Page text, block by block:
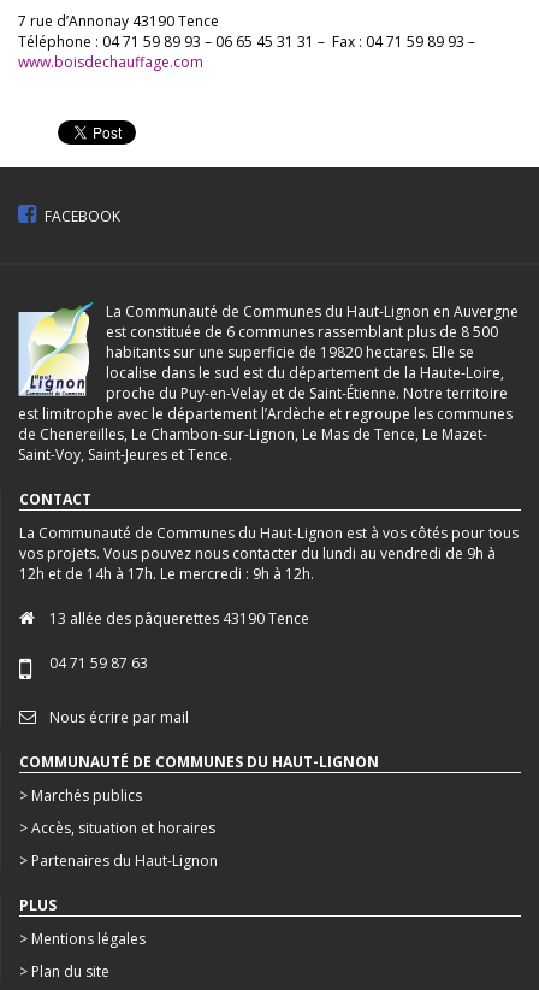
7 rue d’Annonay 43190 Tence
Téléphone : 04 71 59 89 93 – 06 65 45 31 31 – Fax : 04 71 59 89 93 –
www.boisdechauffage.com
FACEBOOK
La Communauté de Communes du Haut-Lignon en Auvergne
est constituée de 6 communes rassemblant plus de 8 500
habitants sur une superficie de 19820 hectares. Elle se
localise dans le sud est du département de la Haute-Loire,
proche du Puy-en-Velay et de Saint-Étienne. Notre territoire
est limitrophe avec le département l’Ardèche et regroupe les communes
de Chenereilles, Le Chambon-sur-Lignon, Le Mas de Tence, Le Mazet-
Saint-Voy, Saint-Jeures et Tence.
CONTACT
La Communauté de Communes du Haut-Lignon est à vos côtés pour tous
vos projets. Vous pouvez nous contacter du lundi au vendredi de 9h à
12h et de 14h à 17h. Le mercredi : 9h à 12h.
13 allée des pâquerettes 43190 Tence
04 71 59 87 63
Nous écrire par mail
COMMUNAUTÉ DE COMMUNES DU HAUT-LIGNON
> Marchés publics
> Accès, situation et horaires
> Partenaires du Haut-Lignon
PLUS
> Mentions légales
> Plan du site